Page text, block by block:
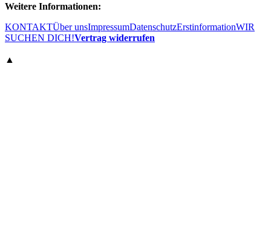
Weitere Informationen:
KONTAKTÜber unsImpressumDatenschutzErstinformationWIR
SUCHEN DICH!Vertrag widerrufen
▲